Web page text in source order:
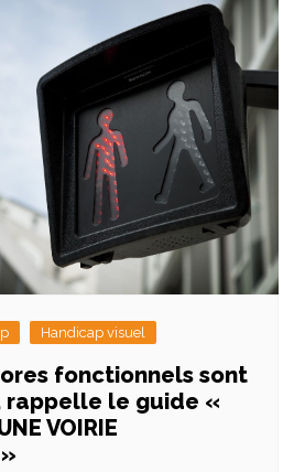
Handicap visuel
fonctionnels sont
rappelle le guide «
VOIRIE